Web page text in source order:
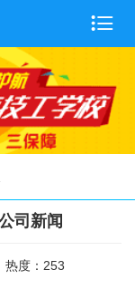

司新闻
热度：253